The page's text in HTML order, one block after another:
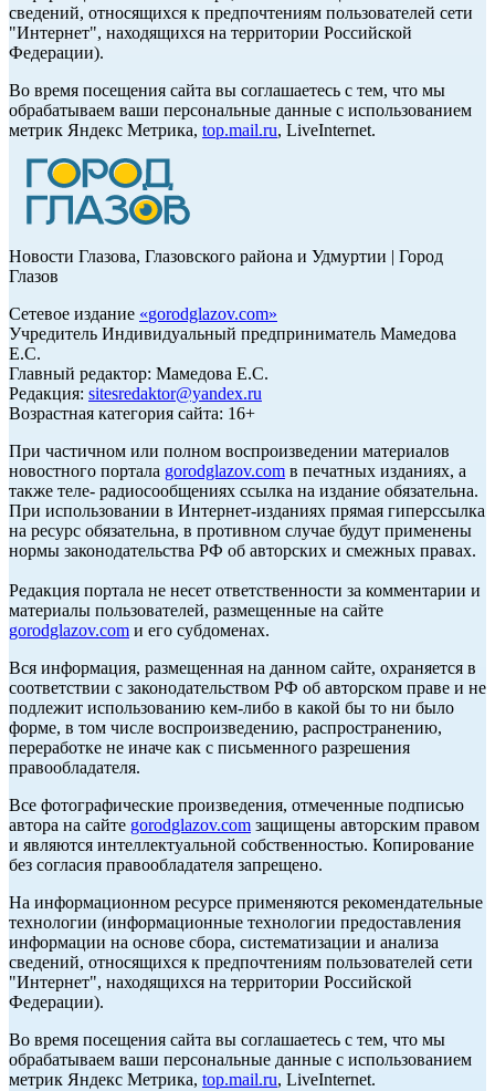
сведений, относящихся к предпочтениям пользователей сети
"Интернет", находящихся на территории Российской
Федерации).
Во время посещения сайта вы соглашаетесь с тем, что мы
обрабатываем ваши персональные данные с использованием
метрик Яндекс Метрика, top.mail.ru, LiveInternet.
Новости Глазова, Глазовского района и Удмуртии | Город
Глазов
Сетевое издание «gorodglazov.com»
Учредитель Индивидуальный предприниматель Мамедова
Е.С.
Главный редактор: Мамедова Е.С.
Редакция: sitesredaktor@yandex.ru
Возрастная категория сайта: 16+
При частичном или полном воспроизведении материалов
новостного портала gorodglazov.com в печатных изданиях, а
также теле- радиосообщениях ссылка на издание обязательна.
При использовании в Интернет-изданиях прямая гиперссылка
на ресурс обязательна, в противном случае будут применены
нормы законодательства РФ об авторских и смежных правах.
Редакция портала не несет ответственности за комментарии и
материалы пользователей, размещенные на сайте
gorodglazov.com и его субдоменах.
Вся информация, размещенная на данном сайте, охраняется в
соответствии с законодательством РФ об авторском праве и не
подлежит использованию кем-либо в какой бы то ни было
форме, в том числе воспроизведению, распространению,
переработке не иначе как с письменного разрешения
правообладателя.
Все фотографические произведения, отмеченные подписью
автора на сайте gorodglazov.com защищены авторским правом
и являются интеллектуальной собственностью. Копирование
без согласия правообладателя запрещено.
На информационном ресурсе применяются рекомендательные
технологии (информационные технологии предоставления
информации на основе сбора, систематизации и анализа
сведений, относящихся к предпочтениям пользователей сети
"Интернет", находящихся на территории Российской
Федерации).
Во время посещения сайта вы соглашаетесь с тем, что мы
обрабатываем ваши персональные данные с использованием
метрик Яндекс Метрика, top.mail.ru, LiveInternet.